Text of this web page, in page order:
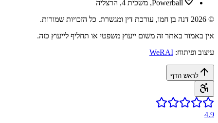
Powerball, משכית 4, הרצליה
©
2026 דנה בן חמו, עורכת דין ומגשרת. כל הזכויות שמורות.
אין באמור באתר זה משום ייעוץ משפטי או תחליף לייעוץ כזה.
עיצוב ופיתוח: WeRAI
לראש הדף
4.9